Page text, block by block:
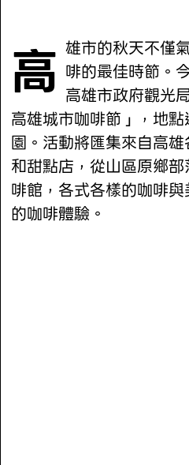
高雄市的秋天不僅氣候宜人，也是品味咖 啡的最佳時節。
高雄市政府觀光
高雄城市咖啡節」，地
園。活動將匯集來自高
和甜點店，從山區原鄉
啡館，各式各樣的咖啡
的咖啡體驗。